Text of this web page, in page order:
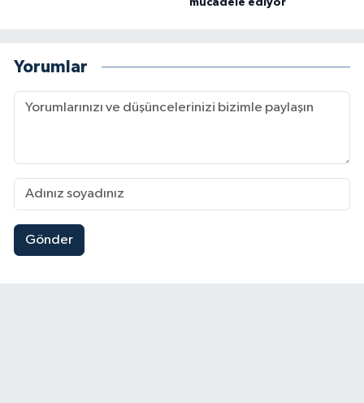
Yorumlar
Gönder